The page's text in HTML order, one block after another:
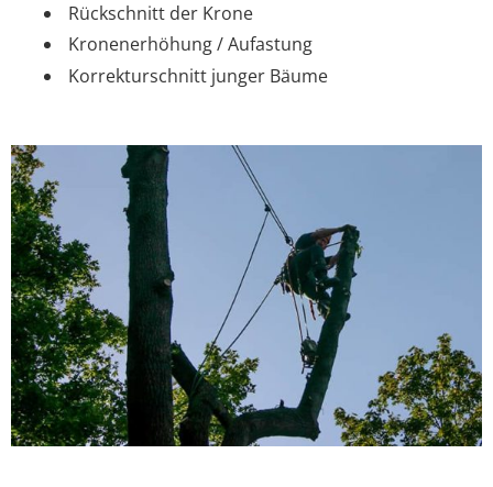
Rückschnitt der Krone
Kronenerhöhung / Aufastung
Korrekturschnitt junger Bäume